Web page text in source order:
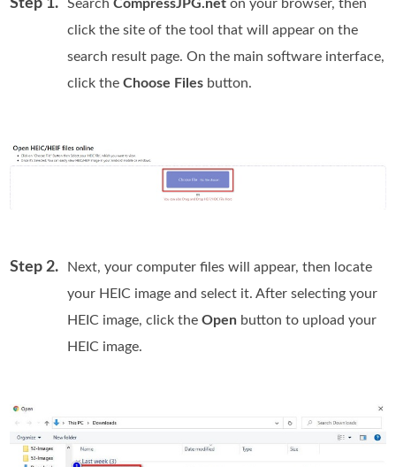
Step 1. SearchCompressJPG.net on your browser, then
click the site of the tool that will appear on the
search result page. On the main software interface,
click theChoose Files button.
Step 2.
Next, your computer files will appear, then locate
your HEIC image and select it. After selecting your
HEIC image, click theOpen button to upload your
HEIC image.